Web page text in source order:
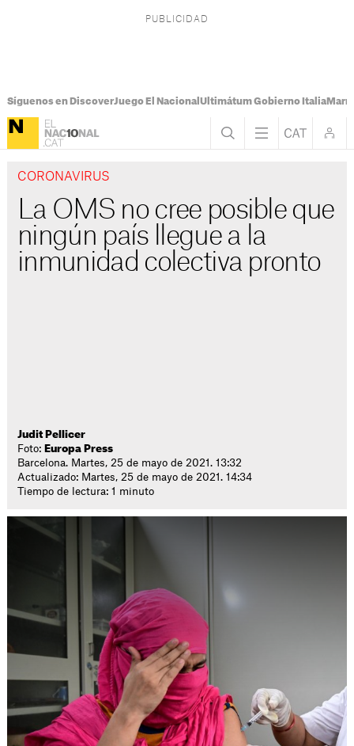
Síguenos en DiscoverJuego El Nacional Ultimátum Gobierno Italia
CORONAVIRUS
La OMS no cree posible que
ningún país llegue a la
inmunidad colectiva pronto
Judit Pellicer
Foto: Europa Press
Barcelona. Martes, 25 de mayo de 2021. 13:32
Actualizado: Martes, 25 de mayo de 2021. 14:34
Tiempo de lectura: 1 minuto